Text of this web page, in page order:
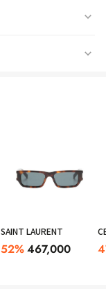
SAINT LAURENT
52%467,000